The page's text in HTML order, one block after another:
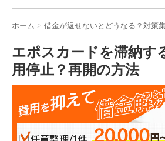
過払い金料金比較
料金で選ぶ
着手金無料で選ぶ
24時間年中無休で選ぶ
匿名借金相談
ホーム > 借金が返せないとどうなる？対策集
エポスカードを滞納す
用停止？再開の方法